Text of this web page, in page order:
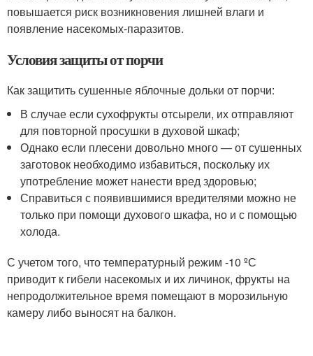
повышается риск возникновения лишней влаги и
появление насекомых-паразитов.
Условия защиты от порчи
Как защитить сушенные яблочные дольки от порчи:
В случае если сухофрукты отсырели, их отправляют
для повторной просушки в духовой шкаф;
Однако если плесени довольно много — от сушенных
заготовок необходимо избавиться, поскольку их
употребление может нанести вред здоровью;
Справиться с появившимися вредителями можно не
только при помощи духового шкафа, но и с помощью
холода.
С учетом того, что температурный режим -10 ºС
приводит к гибели насекомых и их личинок, фрукты на
непродолжительное время помещают в морозильную
камеру либо выносят на балкон.